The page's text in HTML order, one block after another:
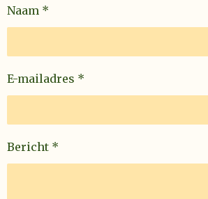
Naam *
E-mailadres *
Bericht *